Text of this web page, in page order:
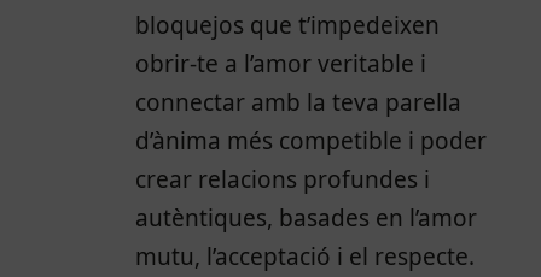
bloquejos que t’impedeixen
obrir-te a l’amor veritable i
connectar amb la teva parella
d’ànima més competible i poder
crear relacions profundes i
autèntiques, basades en l’amor
mutu, l’acceptació i el respecte.